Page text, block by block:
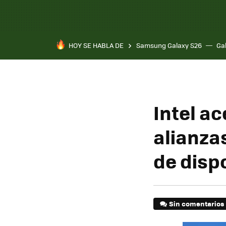
HOY SE HABLA DE Samsung Galaxy S26
Intel
de
Sin comentarios